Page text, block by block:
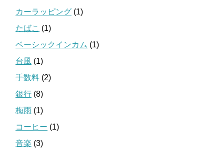
カーラッピング (1)
たばこ (1)
ベーシックインカム (1)
台風 (1)
手数料 (2)
銀行 (8)
梅雨 (1)
コーヒー (1)
音楽 (3)